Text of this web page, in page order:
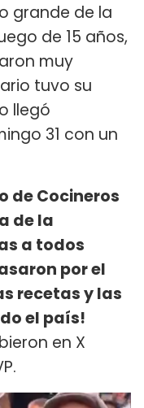
grande de la
de 15 años,
muy
tuvo su
llegó
31 con un
de Cocineros
de la
a todos
por el
recetas y las
el país!
en X